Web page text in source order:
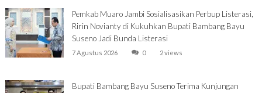
Pemkab Muaro Jambi Sosialisasikan Perbup Listerasi,
Ririn Novianty di Kukuhkan Bupati Bambang Bayu
Suseno Jadi Bunda Listerasi
7 Agustus 2026 0 2 views
Bupati Bambang Bayu Suseno Terima Kunjungan